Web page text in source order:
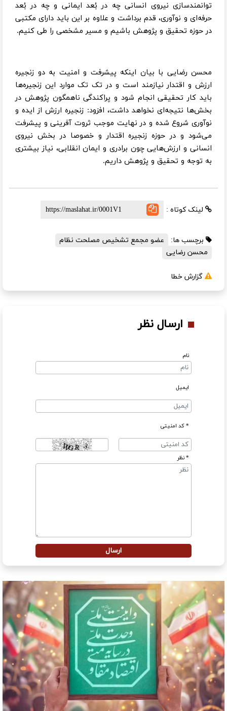
توانمندسازی نیروی انسانی چه در بُعد ایمانی و چه در بُعد
حرفه‌ای و نوآوری، قدم برداشت و علاوه بر این باید دارای مکتبی
در حوزه تحقیق و پژوهش باشیم و مسیر مشخصی را طی کنیم.
محسن رضایی با بیان اینکه پیشرفت و امنیت به دو زنجیره
ارزش و اقتدار نیازمند است و در تک تک موارد این زنجیره‌ها
باید کار تحقیقی انجام شود و پراکندگی ناهمگون پژوهش در
بخش‌ها نتیجه‌ای نخواهد داشت، افزود: زنجیره ارزش از ایده و
نوآوری شروع شده و در نهایت موجب ثروت آفرینی و پیشرفت
می‌شود و در حوزه زنجیره اقتدار و خصوصا در بخش نیروی
انسانی و ارزش‌هایی چون برادری و ایمان انقلابی، نیاز بیشتری
به توجه و تحقیق و پژوهش داریم.
لینک کوتاه :
برچسب ها:
عضو مجمع تشخیص مصلحت نظام
محسن رضایی
گزارش خطا
ارسال نظر
نام
ایمیل
* کد امنیتی
* نظر